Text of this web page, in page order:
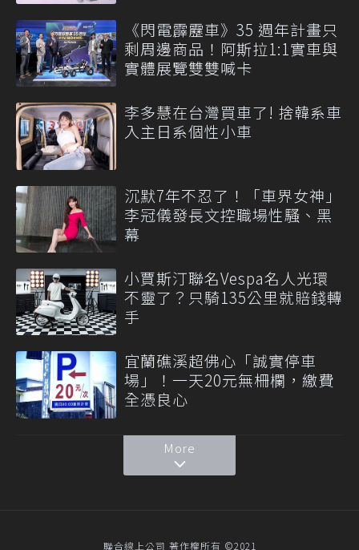
《閃電霹靂車》35 週年計畫只
剩周邊商品！阿斯拉1:1實車與
實體展覽雙雙喊卡
李多慧在台灣買車了! 捨韓系車
入主日系個性小車
沉默7年不忍了！「車界女神」
李冠儀發長文控職場性騷、黑
幕
小賈斯汀聯名Vespa名人光環
不靈了？只騎135公里就賠錢轉
手
宜蘭礁溪超佛心「誠實停車
場」！一天20元無柵欄，繳費
全憑良心
More
聯合線上公司 著作權所有 ©2021